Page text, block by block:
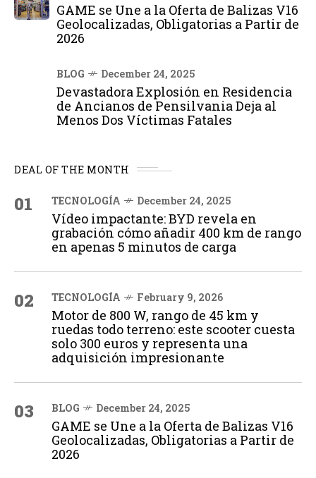
GAME se Une a la Oferta de Balizas V16
Geolocalizadas, Obligatorias a Partir de
2026
BLOG December 24, 2025
Devastadora Explosión en Residencia
de Ancianos de Pensilvania Deja al
Menos Dos Víctimas Fatales
DEAL OF THE MONTH
01 TECNOLOGÍA December 24, 2025
Vídeo impactante: BYD revela en
grabación cómo añadir 400 km de rango
en apenas 5 minutos de carga
02 TECNOLOGÍA February 9, 2026
Motor de 800 W, rango de 45 km y
ruedas todo terreno: este scooter cuesta
solo 300 euros y representa una
adquisición impresionante
03 BLOG December 24, 2025
GAME se Une a la Oferta de Balizas V16
Geolocalizadas, Obligatorias a Partir de
2026